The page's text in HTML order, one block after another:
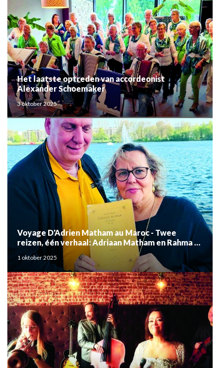
Het laatste optreden van accordeonist
Alexander Schoemaker
3 oktober 2025
Voyage D'Adrien Matham au Maroc - Twee
reizen, één verhaal: Adriaan Matham en Rahma el
Mouden
1 oktober 2025